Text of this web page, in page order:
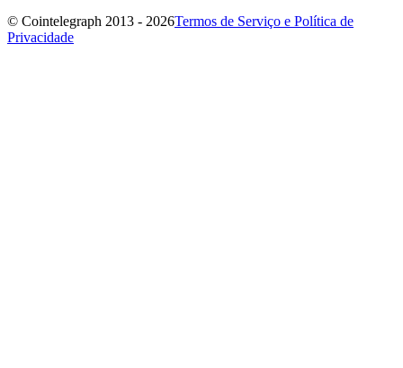
© Cointelegraph 2013 - 2026Termos de Serviço e Política de
Privacidade